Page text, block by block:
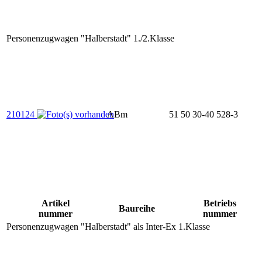
Personenzugwagen "Halberstadt" 1./2.Klasse
210124 ABm 51 50 30-40 528-3
Artikel
nummer
Baureihe
Betriebs
nummer
Personenzugwagen "Halberstadt" als Inter-Ex 1.Klasse